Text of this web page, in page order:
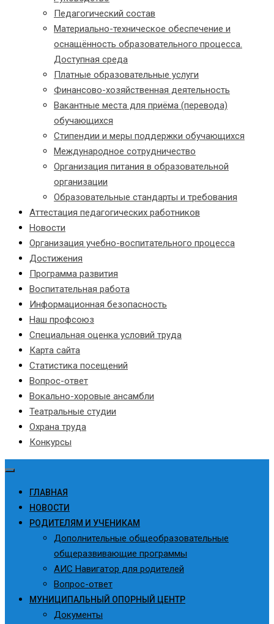
Педагогический состав
Материально-техническое обеспечение и
оснащённость образовательного процесса.
Доступная среда
Платные образовательные услуги
Финансово-хозяйственная деятельность
Вакантные места для приёма (перевода)
обучающихся
Стипендии и меры поддержки обучающихся
Международное сотрудничество
Организация питания в образовательной
организации
Образовательные стандарты и требования
Аттестация педагогических работников
Новости
Организация учебно-воспитательного процесса
Достижения
Программа развития
Воспитательная работа
Информационная безопасность
Наш профсоюз
Специальная оценка условий труда
Карта сайта
Статистика посещений
Вопрос-ответ
Вокально-хоровые ансамбли
Театральные студии
Охрана труда
Конкурсы
ГЛАВНАЯ
НОВОСТИ
РОДИТЕЛЯМ И УЧЕНИКАМ
Дополнительные общеобразовательные
общеразвивающие программы
АИС Навигатор для родителей
Вопрос-ответ
МУНИЦИПАЛЬНЫЙ ОПОРНЫЙ ЦЕНТР
Документы